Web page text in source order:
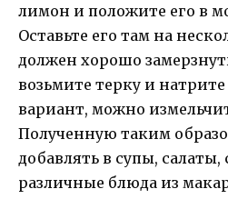
лимон и положите его в
Оставьте его там на
должен хорошо
возьмите терку и
вариант, можно
Полученную таким
добавлять в супы, салаты,
различные блюда из